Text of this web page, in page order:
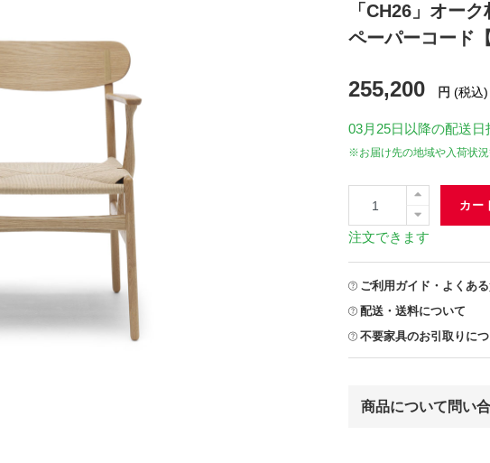
「CH26」オー
ペーパーコード
255,200 円 (税込)
03月25日 以降の配送
※お届け先の地域や入荷状
カー
注文できます
ご利用ガイド・よくあ
配送・送料について
不要家具のお引取りに
商品について問い